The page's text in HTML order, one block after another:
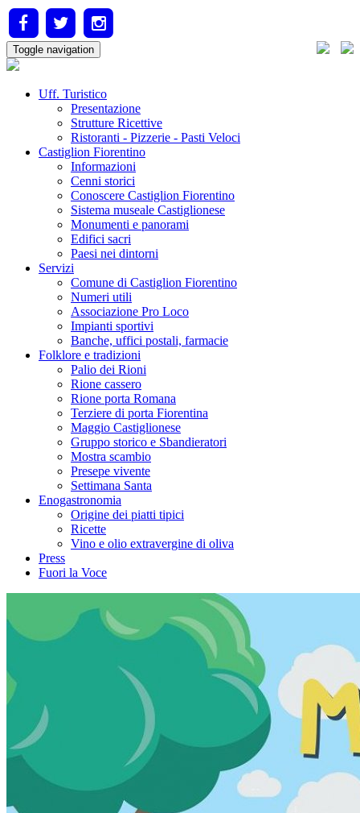
Toggle navigation
Uff. Turistico
Presentazione
Strutture Ricettive
Ristoranti - Pizzerie - Pasti Veloci
Castiglion Fiorentino
Informazioni
Cenni storici
Conoscere Castiglion Fiorentino
Sistema museale Castiglionese
Monumenti e panorami
Edifici sacri
Paesi nei dintorni
Servizi
Comune di Castiglion Fiorentino
Numeri utili
Associazione Pro Loco
Impianti sportivi
Banche, uffici postali, farmacie
Folklore e tradizioni
Palio dei Rioni
Rione cassero
Rione porta Romana
Terziere di porta Fiorentina
Maggio Castiglionese
Gruppo storico e Sbandieratori
Mostra scambio
Presepe vivente
Settimana Santa
Enogastronomia
Origine dei piatti tipici
Ricette
Vino e olio extravergine di oliva
Press
Fuori la Voce